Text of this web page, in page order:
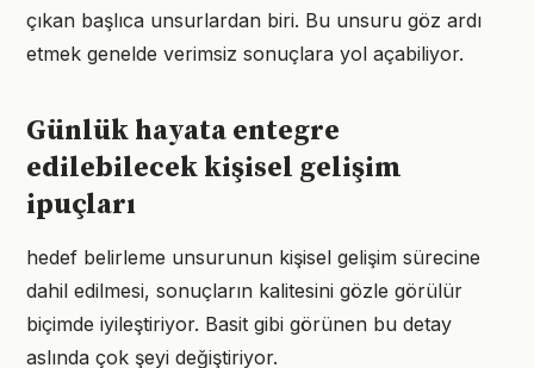
çıkan başlıca unsurlardan biri. Bu unsuru göz ardı
etmek genelde verimsiz sonuçlara yol açabiliyor.
Günlük hayata entegre
edilebilecek kişisel gelişim
ipuçları
hedef belirleme unsurunun kişisel gelişim sürecine
dahil edilmesi, sonuçların kalitesini gözle görülür
biçimde iyileştiriyor. Basit gibi görünen bu detay
aslında çok şeyi değiştiriyor.